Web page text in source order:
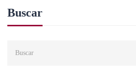
Buscar